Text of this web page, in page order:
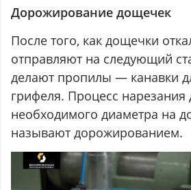
Дорожирование дощечек
После того, как дощечки
отправляют на следующий
делают пропилы — канавки
грифеля. Процесс нарезания
необходимого диаметра на
называют дорожированием.